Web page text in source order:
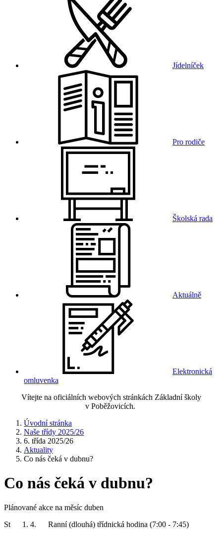
Jídelníček
Pro rodiče
Školská rada
Aktuálně
Elektronická
omluvenka
Vítejte na oficiálních webových stránkách Základní školy
v Poběžovicích.
Úvodní stránka
Naše třídy 2025/26
6. třída 2025/26
Aktuality
Co nás čeká v dubnu?
Co nás čeká v dubnu?
Plánované akce na měsíc duben
St 1. 4. Ranní (dlouhá) třídnická hodina (7:00 - 7:45)